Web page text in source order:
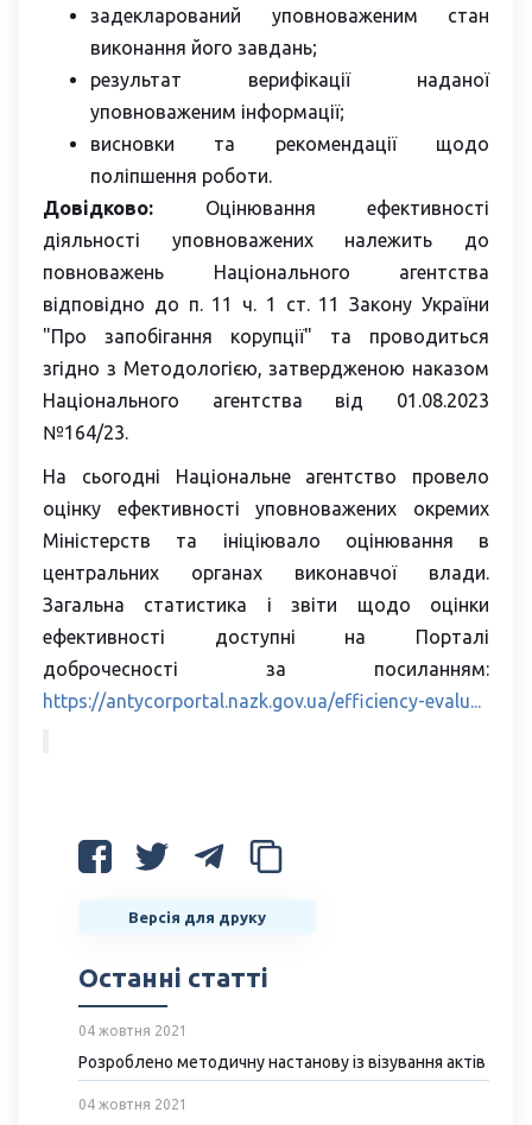
задекларований уповноваженим стан
виконання його завдань;
результат верифікації наданої
уповноваженим інформації;
висновки та рекомендації щодо
поліпшення роботи.
Довідково: Оцінювання ефективності
діяльності уповноважених належить до
повноважень Національного агентства
відповідно до п. 11 ч. 1 ст. 11 Закону України
"Про запобігання корупції" та проводиться
згідно з Методологією, затвердженою наказом
Національного агентства від 01.08.2023
№164/23.
На сьогодні Національне агентство провело
оцінку ефективності уповноважених окремих
Міністерств та ініціювало оцінювання в
центральних органах виконавчої влади.
Загальна статистика і звіти щодо оцінки
ефективності доступні на Порталі
доброчесності за посиланням:
https://antycorportal.nazk.gov.ua/efficiency-evalu...
Версія для друку
Останні статті
04 жовтня 2021
Розроблено методичну настанову із візування актів
04 жовтня 2021